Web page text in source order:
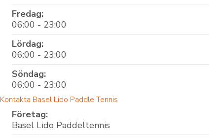
Fredag:
06:00 - 23:00
Lördag:
06:00 - 23:00
Söndag:
06:00 - 23:00
Kontakta Basel Lido Paddle Tennis
Företag:
Basel Lido Paddeltennis